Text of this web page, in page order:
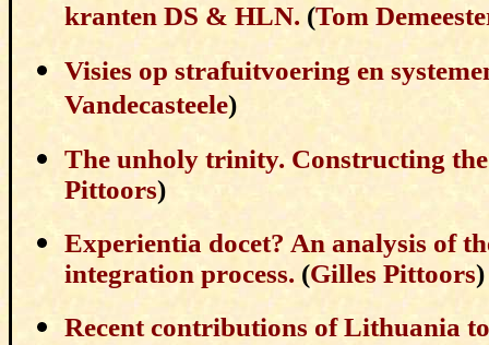
kranten DS & HLN. (Tom
Visies op strafuitvoering en
Vandecasteele)
The unholy trinity. Constructing
Pittoors)
Experientia docet? An analysis of
integration process. (Gilles Pittoors)
Recent contributions of Lithuania